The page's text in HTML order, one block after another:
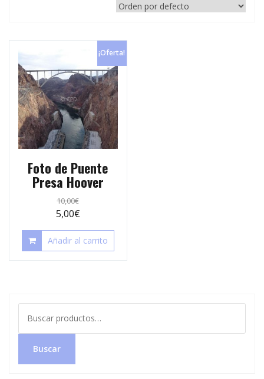
¡Oferta!
Foto de Puente
Presa Hoover
10,00€
5,00€
Añadir al carrito
por:
Buscar
p
e
r